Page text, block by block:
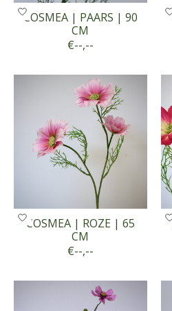
COSMEA | PAARS | 90
CM
€--,--
COSMEA | ROZE | 65
CM
€--,--